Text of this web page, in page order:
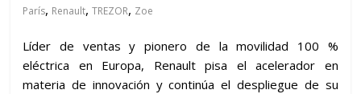
París, Renault,TREZOR, Zoe
Líder de ventas y pionero de la movilidad 100 %
eléctrica en Europa, Renault pisa el acelerador en
materia de innovación y continúa el despliegue de su